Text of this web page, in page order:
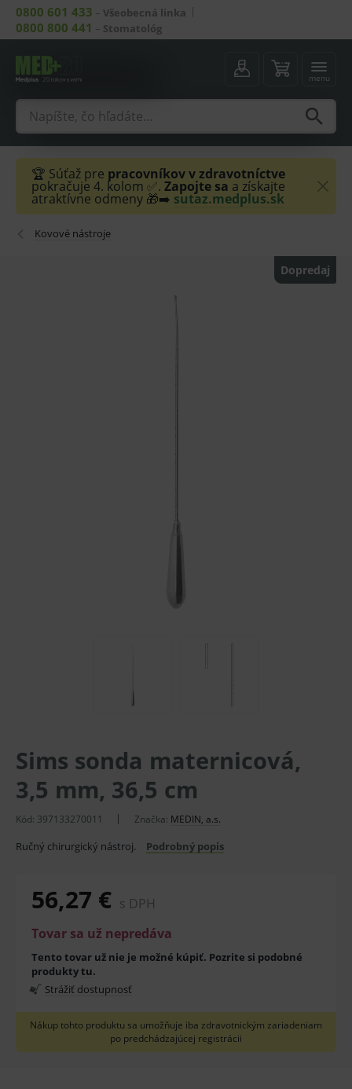
0800 601 433 – Všeobecná linka
0800 800 441 – Stomatológ
menu
🏆 Súťaž pre pracovníkov v zdravotníctve
pokračuje 4. kolom ✅. Zapojte sa a získajte
atraktívne odmeny 🎁➡️ sutaz.medplus.sk
Kovové nástroje
Dopredaj
Sims sonda maternicová,
3,5 mm, 36,5 cm
Kód: 397133270011 Značka: MEDIN, a.s.
Ručný chirurgický nástroj. Podrobný popis
56,27 € s DPH
Tovar sa už nepredáva
Tento tovar už nie je možné kúpiť. Pozrite si podobné
produktytu.
Strážiť dostupnosť
Nákup tohto produktu sa umožňuje iba zdravotnickým zariadeniam
po predchádzajúcej registrácii